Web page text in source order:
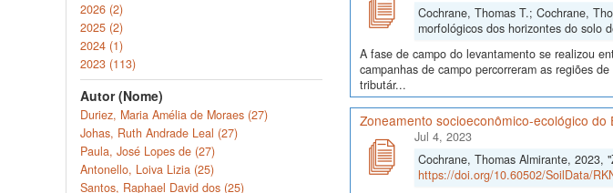
2026 (2)
2025 (2)
2024 (1)
2023 (113)
Autor (Nome)
Duriez, Maria Amélia de Moraes (27)
Johas, Ruth Andrade Leal (27)
Paula, José Lopes de (27)
Antonello, Loiva Lizia (25)
Santos, Raphael David dos (25)
Cochrane, Thomas T.; Cochrane,
morfológicos dos horizontes do solo
A fase de campo do levantamento se realizou
campanhas de campo percorreram as regiões
tributár...
Zoneamento socioeconômico-ecológico
Jul 4, 2023
Cochrane, Thomas Almirante, 2023,
https://doi.org/10.60502/SoilData/